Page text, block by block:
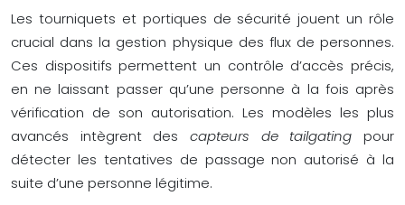
Les tourniquets et portiques de sécurité jouent un rôle
crucial dans la gestion physique des flux de personnes.
Ces dispositifs permettent un contrôle d’accès précis,
en ne laissant passer qu’une personne à la fois après
vérification de son autorisation. Les modèles les plus
avancés intègrent des capteurs de tailgating pour
détecter les tentatives de passage non autorisé à la
suite d’une personne légitime.